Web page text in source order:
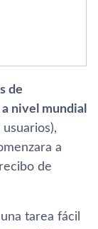
de
nivel mundial
a
de
tarea fácil